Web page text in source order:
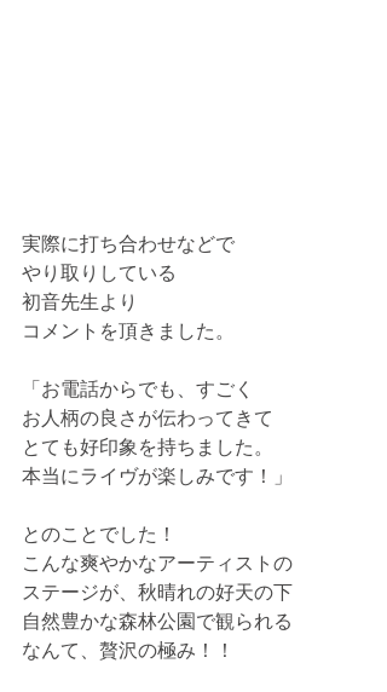
実際に打ち合わせなどで
やり取りしている
初音先生より
コメントを頂きました。
「お電話からでも、すごく
お人柄の良さが伝わってきて
とても好印象を持ちました。
本当にライヴが楽しみです！」
とのことでした！
こんな爽やかなアーティストの
ステージが、秋晴れの好天の下
自然豊かな森林公園で観られる
なんて、贅沢の極み！！